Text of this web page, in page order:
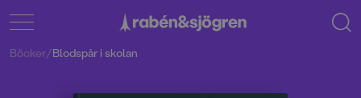
Böcker/Blodspår i skolan